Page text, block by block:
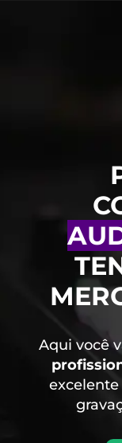
Aqui você
excelente